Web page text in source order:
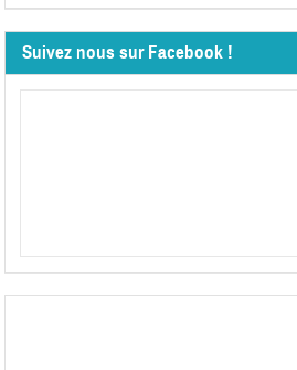
Suivez nous sur Facebook !